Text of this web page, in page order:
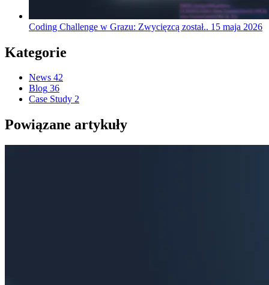
Coding Challenge w Grazu: Zwycięzcą został.. 15 maja 2026
Kategorie
News 42
Blog 36
Case Study 2
Powiązane artykuły